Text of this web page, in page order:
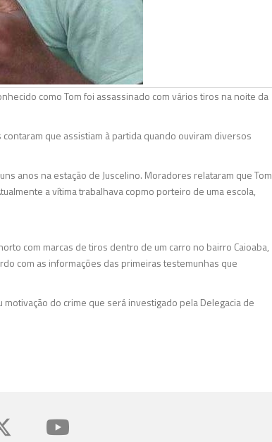
como Tom foi assassinado com vários tiros na noite da
que assistiam à partida quando ouviram diversos
anos na estação de Juscelino. Moradores relataram que Tom
a vítima trabalhava copmo porteiro de uma escola,
com marcas de tiros dentro de um carro no bairro Caioaba,
com as informações das primeiras testemunhas que
do crime que será investigado pela Delegacia de